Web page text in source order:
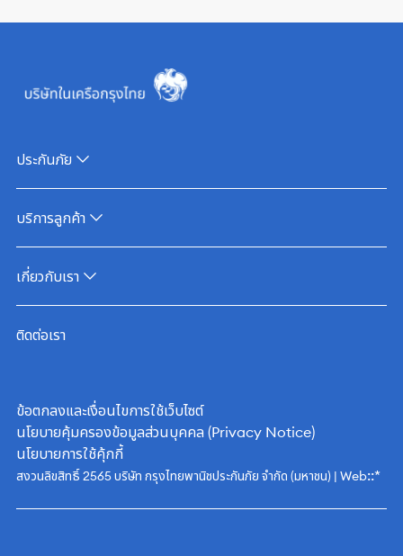
ประกันภัย
บริการลูกค้า
เกี่ยวกับเรา
ติดต่อเรา
ข้อตกลงและเงื่อนไขการใช้เว็บไซต์
นโยบายคุ้มครองข้อมูลส่วนบุคคล (Privacy Notice)
นโยบายการใช้คุ้กกี้
สงวนลิขสิทธิ์ 2565 บริษัท กรุงไทยพานิชประกันภัย จำกัด (มหาชน) | Web::*